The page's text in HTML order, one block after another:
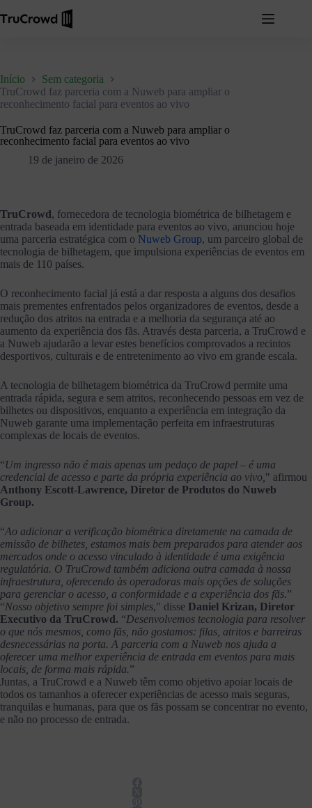
Início
Sem categoria
TruCrowd faz parceria com a Nuweb para ampliar o
reconhecimento facial para eventos ao vivo
TruCrowd faz parceria com a Nuweb para ampliar o
reconhecimento facial para eventos ao vivo
19 de janeiro de 2026
TruCrowd, fornecedora de tecnologia biométrica de bilhetagem e
entrada baseada em identidade para eventos ao vivo, anunciou hoje
uma parceria estratégica com o Nuweb Group, um parceiro global de
tecnologia de bilhetagem, que impulsiona experiências de eventos em
mais de 110 países.
O reconhecimento facial já está a dar resposta a alguns dos desafios
mais prementes enfrentados pelos organizadores de eventos, desde a
redução dos atritos na entrada e a melhoria da segurança até ao
aumento da experiência dos fãs. Através desta parceria, a TruCrowd e
a Nuweb ajudarão a levar estes benefícios comprovados a recintos
desportivos, culturais e de entretenimento ao vivo em grande escala.
A tecnologia de bilhetagem biométrica da TruCrowd permite uma
entrada rápida, segura e sem atritos, reconhecendo pessoas em vez de
bilhetes ou dispositivos, enquanto a experiência em integração da
Nuweb garante uma implementação perfeita em infraestruturas
complexas de locais de eventos.
“Um ingresso não é mais apenas um pedaço de papel – é uma
credencial de acesso e parte da própria experiência ao vivo, " afirmou
Anthony Escott-Lawrence, Diretor de Produtos do Nuweb
Group.
“Ao adicionar a verificação biométrica diretamente na camada de
emissão de bilhetes, estamos mais bem preparados para atender aos
mercados onde o acesso vinculado à identidade é uma exigência
regulatória. O TruCrowd também adiciona outra camada à nossa
infraestrutura, oferecendo às operadoras mais opções de soluções
para gerenciar o acesso, a conformidade e a experiência dos fãs.”
“Nosso objetivo sempre foi simples," disse Daniel Krizan, Diretor
Executivo da TruCrowd. “Desenvolvemos tecnologia para resolver
o que nós mesmos, como fãs, não gostamos: filas, atritos e barreiras
desnecessárias na porta. A parceria com a Nuweb nos ajuda a
oferecer uma melhor experiência de entrada em eventos para mais
locais, de forma mais rápida.”
Juntas, a TruCrowd e a Nuweb têm como objetivo apoiar locais de
todos os tamanhos a oferecer experiências de acesso mais seguras,
tranquilas e humanas, para que os fãs possam se concentrar no evento,
e não no processo de entrada.